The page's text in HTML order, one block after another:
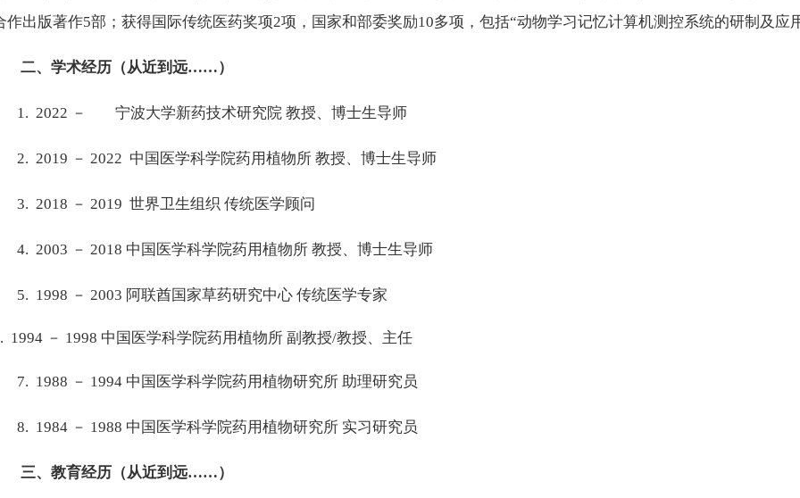
作出版著作5部；获得国际传统医药奖项2项，国家和部委奖励10多项，包括“动物学习记忆计算机测控系统的研制及应
二、学术经历（从近到远……）
1. 2022 － 宁波大学新药技术研究院 教授、博士生导师
2. 2019 － 2022 中国医学科学院药用植物所 教授、博士生导师
3. 2018 － 2019 世界卫生组织 传统医学顾问
4. 2003 － 2018 中国医学科学院药用植物所 教授、博士生导师
5. 1998 － 2003 阿联酋国家草药研究中心 传统医学专家
1994 － 1998 中国医学科学院药用植物所 副教授/教授、主任
7. 1988 － 1994 中国医学科学院药用植物研究所 助理研究员
8. 1984 － 1988 中国医学科学院药用植物研究所 实习研究员
三、教育经历（从近到远……）